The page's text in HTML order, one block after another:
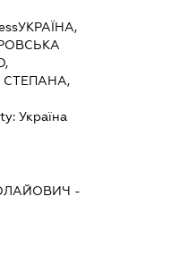
УКРАЇНА,
СТЕПАНА,
Україна
-